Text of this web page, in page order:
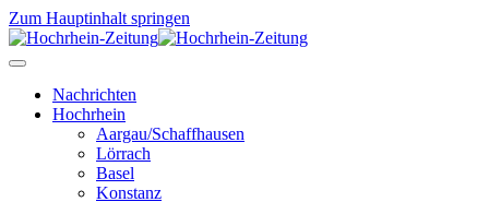
Zum Hauptinhalt springen
Nachrichten
Hochrhein
Aargau/Schaffhausen
Lörrach
Basel
Konstanz